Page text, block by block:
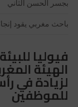
بجسر الحسن الثاني
باحث مغربي يقود
فيوليا
الهيئة
لزيادة في
للموظفين